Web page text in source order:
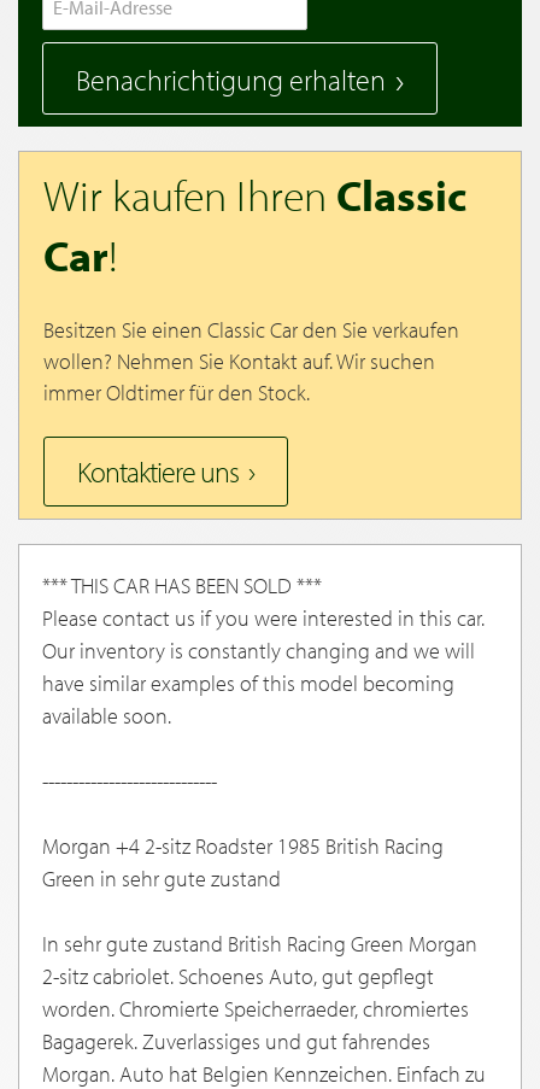
Benachrichtigung erhalten
Wir kaufen Ihren Classic
Car!
Besitzen Sie einen Classic Car den Sie verkaufen
wollen? Nehmen Sie Kontakt auf. Wir suchen
immer Oldtimer für den Stock.
Kontaktiere uns
*** THIS CAR HAS BEEN SOLD ***
Please contact us if you were interested in this car.
Our inventory is constantly changing and we will
have similar examples of this model becoming
available soon.
-----------------------------
Morgan +4 2-sitz Roadster 1985 British Racing
Green in sehr gute zustand
In sehr gute zustand British Racing Green Morgan
2-sitz cabriolet. Schoenes Auto, gut gepflegt
worden. Chromierte Speicherraeder, chromiertes
Bagagerek. Zuverlassiges und gut fahrendes
Morgan. Auto hat Belgien Kennzeichen. Einfach zu